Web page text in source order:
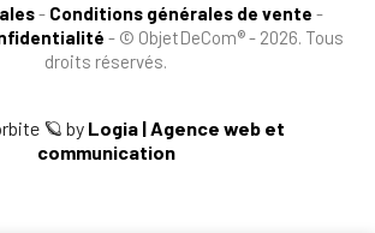
- Conditions générales de vente -
- © ObjetDeCom® - 2026. Tous
droits réservés.
🪐 by Logia | Agence web et
communication